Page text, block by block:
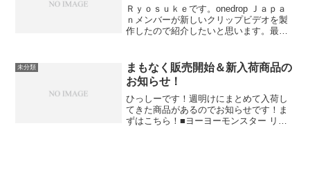
Ｒｙｏｓｕｋｅです。onedrop Ｊａｐａ
ｎメンバーが新しいクリップビデオを製
作したので紹介したいと思います。最初
ツツカサ選手の加入記念に製作されたエ
レツを使用したク...
未分類
まもなく販売開始＆新入荷商品の
お知らせ！
ひっしーです！週明けにまとめて入荷し
てきた商品があるのでお知らせです！ま
ずはこちら！■ヨーヨーモンスター リセ